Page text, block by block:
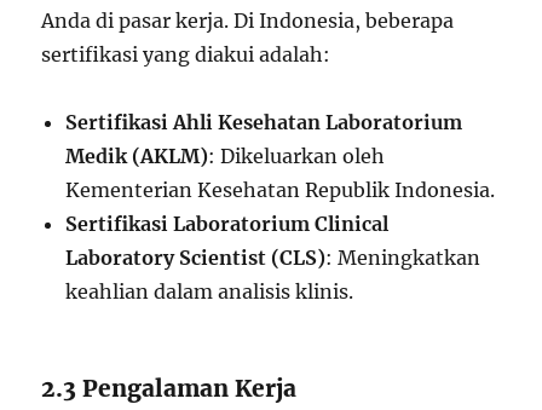
Anda di pasar kerja. Di Indonesia, beberapa
sertifikasi yang diakui adalah:
Sertifikasi Ahli Kesehatan Laboratorium
Medik (AKLM): Dikeluarkan oleh
Kementerian Kesehatan Republik Indonesia.
Sertifikasi Laboratorium Clinical
Laboratory Scientist (CLS): Meningkatkan
keahlian dalam analisis klinis.
2.3 Pengalaman Kerja